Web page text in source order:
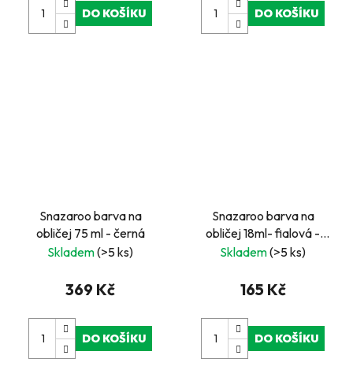
DO KOŠÍKU DO KOŠÍKU
Snazaroo barva na
obličej 75 ml - černá
Skladem(>5 ks)
369 Kč
DO KOŠÍKU
Snazaroo barva na
obličej 18ml- fialová -
"Lilac
Skladem(>5 ks)
165 Kč
DO KOŠÍKU